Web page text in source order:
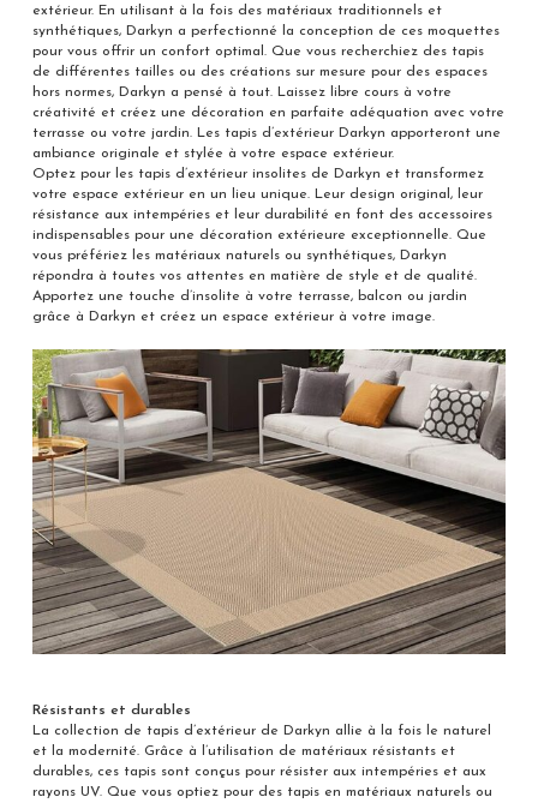
extérieur. En utilisant à la fois des matériaux traditionnels et
synthétiques, Darkyn a perfectionné la conception de ces moquettes
pour vous offrir un confort optimal. Que vous recherchiez des tapis
de différentes tailles ou des créations sur mesure pour des espaces
hors normes, Darkyn a pensé à tout. Laissez libre cours à votre
créativité et créez une décoration en parfaite adéquation avec votre
terrasse ou votre jardin. Les tapis d’extérieur Darkyn apporteront une
ambiance originale et stylée à votre espace extérieur.
Optez pour les tapis d’extérieur insolites de Darkyn et transformez
votre espace extérieur en un lieu unique. Leur design original, leur
résistance aux intempéries et leur durabilité en font des accessoires
indispensables pour une décoration extérieure exceptionnelle. Que
vous préfériez les matériaux naturels ou synthétiques, Darkyn
répondra à toutes vos attentes en matière de style et de qualité.
Apportez une touche d’insolite à votre terrasse, balcon ou jardin
grâce à Darkyn et créez un espace extérieur à votre image.
Résistants et durables
La collection de tapis d’extérieur de Darkyn allie à la fois le naturel
et la modernité. Grâce à l’utilisation de matériaux résistants et
durables, ces tapis sont conçus pour résister aux intempéries et aux
rayons UV. Que vous optiez pour des tapis en matériaux naturels ou